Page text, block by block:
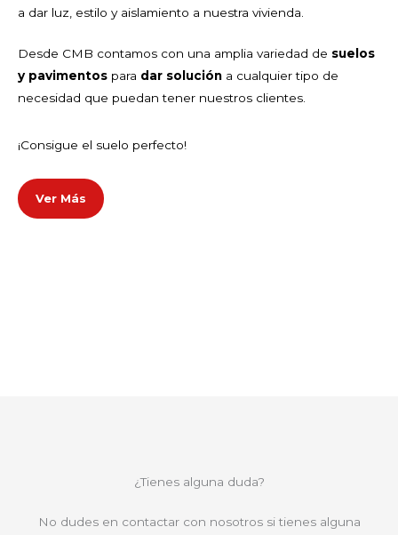
a dar luz, estilo y aislamiento a nuestra vivienda.
Desde CMB contamos con una amplia variedad de suelos
y pavimentos para dar solución a cualquier tipo de
necesidad que puedan tener nuestros clientes.
¡Consigue el suelo perfecto!
Ver Más
¿Tienes alguna duda?
No dudes en contactar con nosotros si tienes alguna